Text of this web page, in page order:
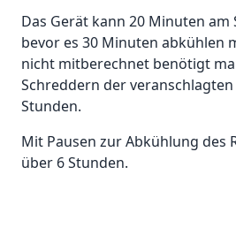
Das Gerät kann 20 Minuten am
bevor es 30 Minuten abkühlen
nicht mitberechnet benötigt
Schreddern der
Stunden.
Mit Pausen zur Abkühlung des
über 6 Stunden.